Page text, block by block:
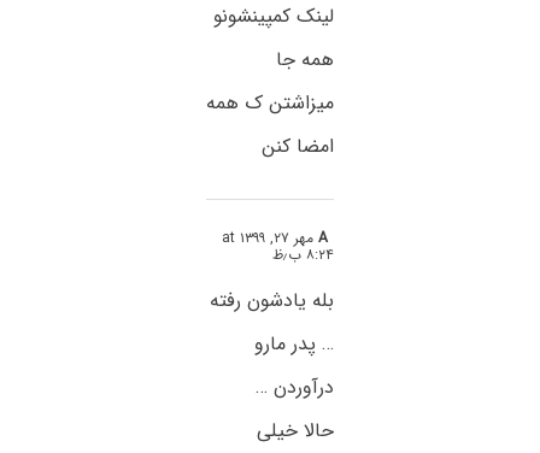
لینک کمپینشونو
همه جا
میزاشتن ک همه
امضا کنن
A مهر ۲۷, ۱۳۹۹ at
۸:۲۴ ب٫ظ
بله یادشون رفته
… پدر مارو
درآوردن …
حالا خیلی